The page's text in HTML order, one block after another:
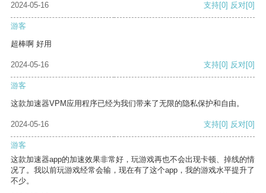
2024-05-16
支持[0] 反对[0]
游客
超棒啊 好用
2024-05-16 支持[0] 反对[0]
游客
这款加速器VPM应用程序已经为我们带来了无限的隐私保护和自由。
2024-05-16 支持[0] 反对[0]
游客
这款加速器app的加速效果非常好，玩游戏再也不会出现卡顿、掉线的情
况了。我以前玩游戏经常会输，现在有了这个app，我的游戏水平提升了
不少。